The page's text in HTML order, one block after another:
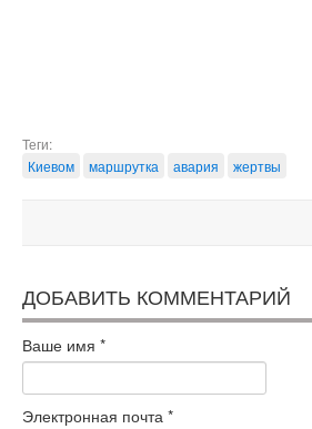
Теги:
Киевом
маршрутка авария жертвы
ДОБАВИТЬ КОММЕНТАРИЙ
Ваше имя *
Электронная почта *